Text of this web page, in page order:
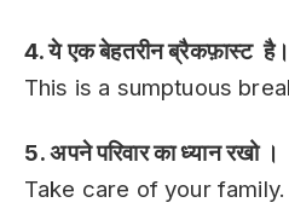
4. ये एक बेहतरीन ब्रैकफ़ास्ट है।
This is a sumptuous
5. अपने परिवार का ध्यान रखो ।
Take care of your family.